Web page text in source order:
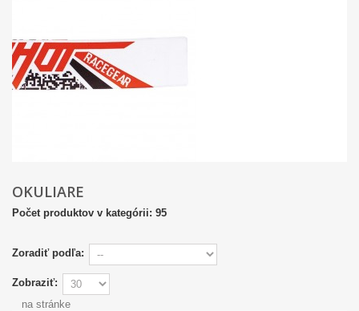
OKULIARE
Počet produktov v kategórii: 95
Zoradiť podľa:
Zobraziť:
na stránke